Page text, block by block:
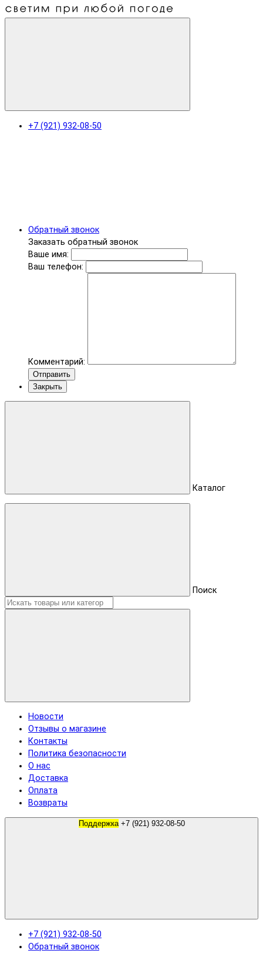
+7 (921) 932-08-50
Обратный звонок
Заказать обратный звонок
Ваше имя:
Ваш телефон:
Комментарий:
Отправить
Закрыть
Каталог
Поиск
Новости
Отзывы о магазине
Контакты
Политика безопасности
О нас
Доставка
Оплата
Возвраты
Поддержка +7 (921) 932-08-50
+7 (921) 932-08-50
Обратный звонок